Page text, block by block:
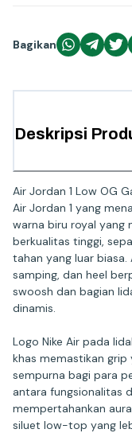
Bagikan
Deskripsi
Air Jordan 1 Low OG
Air Jordan 1 yang
warna biru royal yang
berkualitas tinggi,
tahan yang luar
samping, dan heel
swoosh dan bagian
dinamis.
Logo Nike Air pada
khas memastikan grip
sempurna bagi para
antara fungsionalitas
mempertahankan
siluet low-top yang